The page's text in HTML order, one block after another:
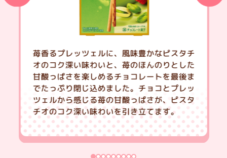
苺香るプレッツェルに、風味豊かなピスタチ
オのコク深い味わいと、苺のほんのりとした
甘酸っぱさを楽しめるチョコレートを最後ま
でたっぷり閉じ込めました。チョコとプレッ
ツェルから感じる苺の甘酸っぱさが、ピスタ
チオのコク深い味わいを引き立てます。